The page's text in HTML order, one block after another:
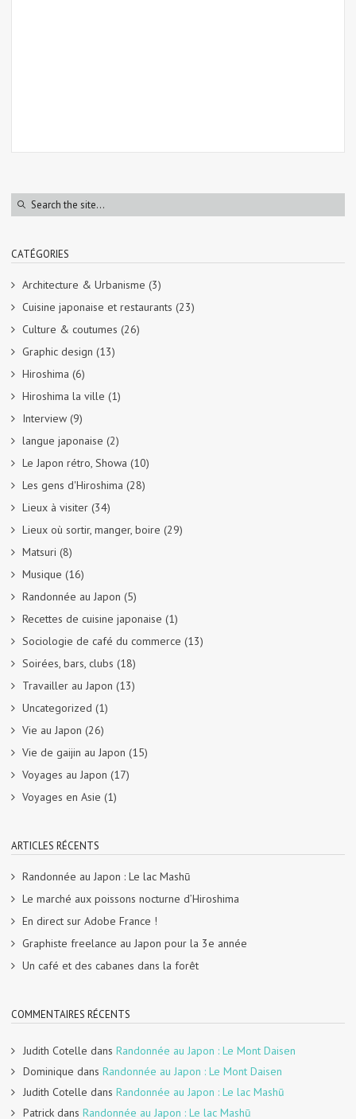
CATÉGORIES
Architecture & Urbanisme (3)
Cuisine japonaise et restaurants (23)
Culture & coutumes (26)
Graphic design (13)
Hiroshima (6)
Hiroshima la ville (1)
Interview (9)
langue japonaise (2)
Le Japon rétro, Showa (10)
Les gens d'Hiroshima (28)
Lieux à visiter (34)
Lieux où sortir, manger, boire (29)
Matsuri (8)
Musique (16)
Randonnée au Japon (5)
Recettes de cuisine japonaise (1)
Sociologie de café du commerce (13)
Soirées, bars, clubs (18)
Travailler au Japon (13)
Uncategorized (1)
Vie au Japon (26)
Vie de gaijin au Japon (15)
Voyages au Japon (17)
Voyages en Asie (1)
ARTICLES RÉCENTS
Randonnée au Japon : Le lac Mashū
Le marché aux poissons nocturne d’Hiroshima
En direct sur Adobe France !
Graphiste freelance au Japon pour la 3e année
Un café et des cabanes dans la forêt
COMMENTAIRES RÉCENTS
Judith Cotelle dans Randonnée au Japon : Le Mont Daisen
Dominique dans Randonnée au Japon : Le Mont Daisen
Judith Cotelle dans Randonnée au Japon : Le lac Mashū
Patrick dans Randonnée au Japon : Le lac Mashū